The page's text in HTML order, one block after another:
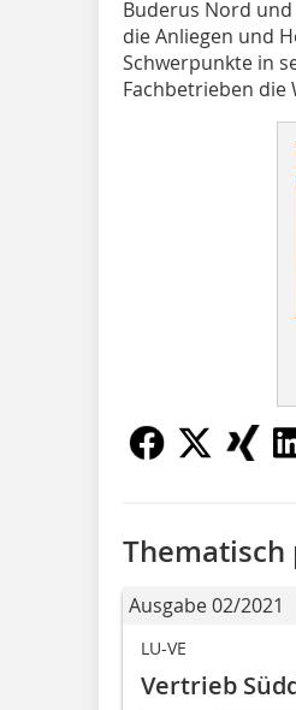
Buderus Nord
die Anliegen und
Schwerpunkte in
Fachbetrieben die
Thematisch
Ausgabe 02/2021
LU-VE
Vertrieb